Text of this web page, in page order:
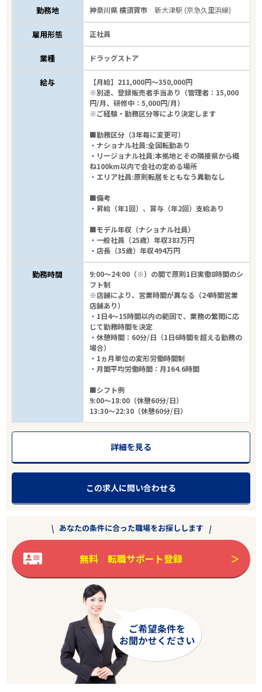
勤務地 神奈川県 横須賀市新大津駅 (京急久里浜線)
雇用形態 正社員
業種 ドラッグストア
給与
【月給】211,000円～350,000円
※別途、登録販売者手当あり（管理者：15,000
円/月、研修中：5,000円/月）
※ご経験・勤務区分等により決定します
■勤務区分（3年毎に変更可）
・ナショナル社員:全国転勤あり
・リージョナル社員:本拠地とその隣接県から概
ね100km以内で会社の定める場所
・エリア社員:原則転居をともなう異動なし
■備考
・昇給（年1回）、賞与（年2回）支給あり
■モデル年収（ナショナル社員）
・一般社員（25歳）年収383万円
・店長（35歳）年収494万円
勤務時間
9:00～24:00（※）の間で原則1日実働8時間のシ
フト制
※店舗により、営業時間が異なる（24時間営業
店舗あり）
・1日4～15時間以内の範囲で、業務の繁閑に応
じて勤務時間を決定
・休憩時間：60分/日（1日6時間を超える勤務の
場合）
・1ヵ月単位の変形労働時間制
・月間平均労働時間：月164.6時間
■シフト例
9:00～18:00（休憩60分/日）
13:30～22:30（休憩60分/日）
詳細を見る
この求人に問い合わせる
あなたの条件に合った職場をお探しします
無料 転職サポート登録